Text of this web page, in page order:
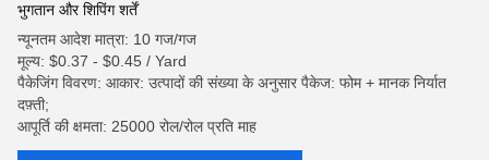
भुगतान और शिपिंग शर्तें
न्यूनतम आदेश मात्रा: 10 गज/गज
मूल्य: $0.37 - $0.45 / Yard
पैकेजिंग विवरण: आकार: उत्पादों की संख्या के अनुसार पैकेज: फोम + मानक निर्यात
दफ़्ती;
आपूर्ति की क्षमता: 25000 रोल/रोल प्रति माह